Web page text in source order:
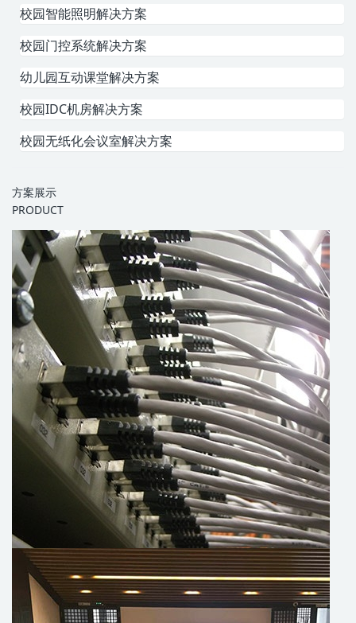
校园智能照明解决方案
校园门控系统解决方案
幼儿园互动课堂解决方案
校园IDC机房解决方案
校园无纸化会议室解决方案
方案展示
PRODUCT